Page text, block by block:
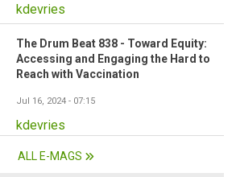
kdevries
The Drum Beat 838 - Toward Equity:
Accessing and Engaging the Hard to
Reach with Vaccination
Jul 16, 2024 - 07:15
kdevries
ALL E-MAGS